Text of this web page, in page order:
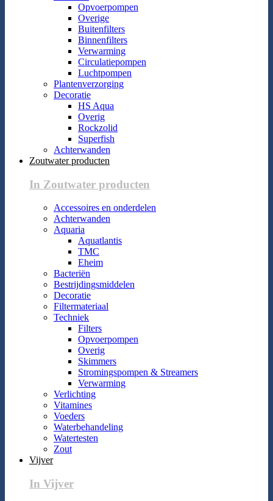
Opvoerpompen
Overige
Buitenfilters
Binnenfilters
Verwarming
Circulatiepompen
Luchtpompen
Plantenverzorging
Decoratie
HS Aqua
Overig
Rockzolid
Superfish
Achterwanden
Zoutwater producten
In Zoutwater producten
Accessoires en onderdelen
Achterwanden
Aquaria
Aquatlantis
TMC
Eheim
Bacteriën
Bestrijdingsmiddelen
Decoratie
Filtermateriaal
Techniek
Filters
Opvoerpompen
Overig
Skimmers
Stromingspompen & Streamers
Verwarming
Verlichting
Vitamines
Voeders
Waterbehandeling
Watertesten
Zout
Vijver
In Vijver